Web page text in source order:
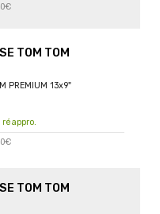
TOM TOM
PREMIUM 13x9"
réappro.
TOM TOM